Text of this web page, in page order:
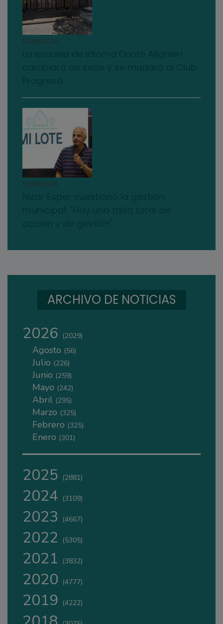
03/08/2026
03/08/2026
ARCHIVO DE NOTICIAS
2026 (2029)
Agosto (56)
Julio (226)
Junio (259)
Mayo (242)
Abril (295)
Marzo (325)
Febrero (325)
Enero (301)
2025 (2881)
2024 (3109)
2023 (4667)
2022 (5305)
2021 (3832)
2020 (4777)
2019 (4222)